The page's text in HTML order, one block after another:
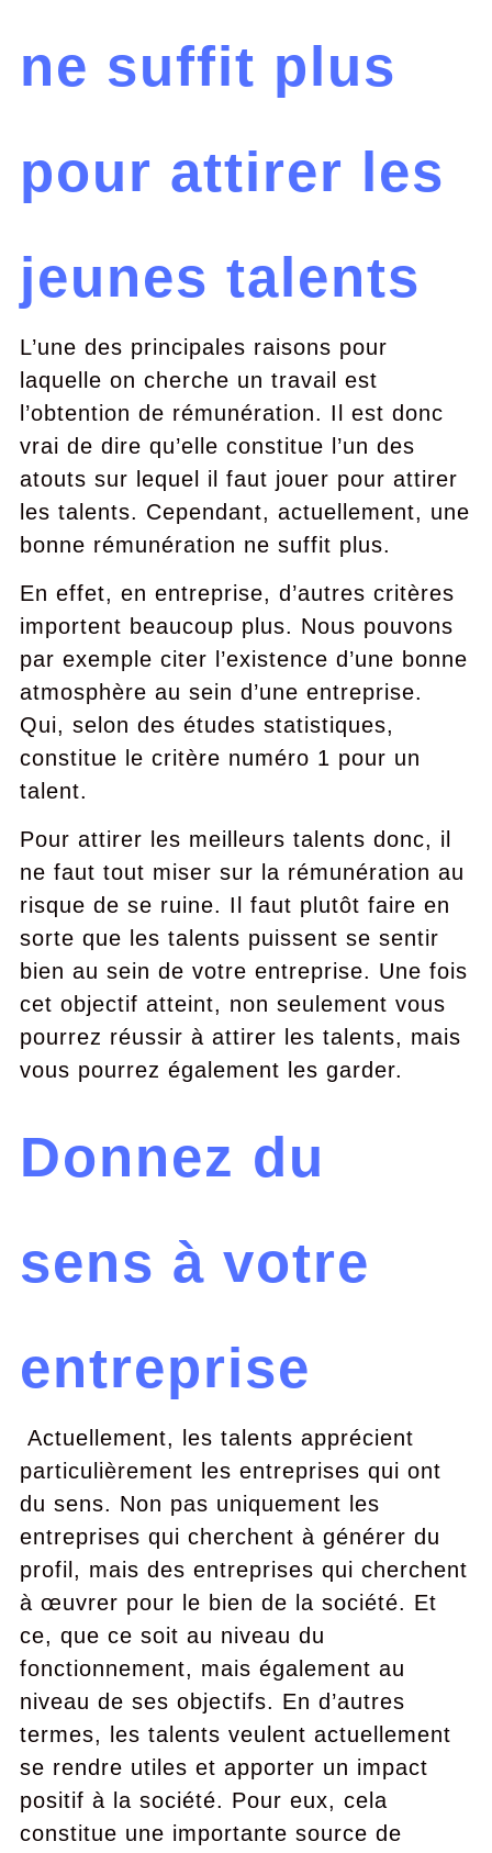
ne suffit plus
pour attirer les
jeunes talents
L’une des principales raisons pour
laquelle on cherche un travail est
l’obtention de rémunération. Il est donc
vrai de dire qu’elle constitue l’un des
atouts sur lequel il faut jouer pour attirer
les talents. Cependant, actuellement, une
bonne rémunération ne suffit plus.
En effet, en entreprise, d’autres critères
importent beaucoup plus. Nous pouvons
par exemple citer l’existence d’une bonne
atmosphère au sein d’une entreprise.
Qui, selon des études statistiques,
constitue le critère numéro 1 pour un
talent.
Pour attirer les meilleurs talents donc, il
ne faut tout miser sur la rémunération au
risque de se ruine. Il faut plutôt faire en
sorte que les talents puissent se sentir
bien au sein de votre entreprise. Une fois
cet objectif atteint, non seulement vous
pourrez réussir à attirer les talents, mais
vous pourrez également les garder.
Donnez du
sens à votre
entreprise
Actuellement, les talents apprécient
particulièrement les entreprises qui ont
du sens. Non pas uniquement les
entreprises qui cherchent à générer du
profil, mais des entreprises qui cherchent
à œuvrer pour le bien de la société. Et
ce, que ce soit au niveau du
fonctionnement, mais également au
niveau de ses objectifs. En d’autres
termes, les talents veulent actuellement
se rendre utiles et apporter un impact
positif à la société. Pour eux, cela
constitue une importante source de